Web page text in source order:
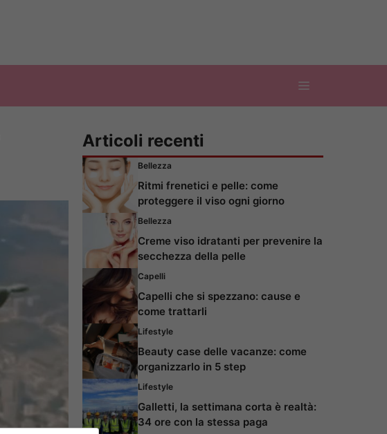
Articoli recenti
Bellezza
Ritmi frenetici e pelle: come
proteggere il viso ogni giorno
Bellezza
Creme viso idratanti per prevenire la
secchezza della pelle
Capelli
Capelli che si spezzano: cause e
come trattarli
Lifestyle
Beauty case delle vacanze: come
organizzarlo in 5 step
Lifestyle
Galletti, la settimana corta è realtà:
34 ore con la stessa paga